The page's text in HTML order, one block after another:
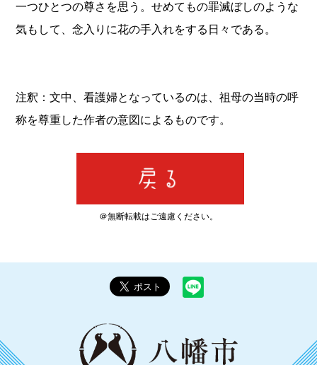
一つひとつの尊さを思う。せめてもの罪滅ぼしのような
気もして、念入りに花の手入れをする日々である。
注釈：文中、看護婦となっているのは、祖母の当時の呼
称を尊重した作者の意図によるものです。
＠無断転載はご遠慮ください。